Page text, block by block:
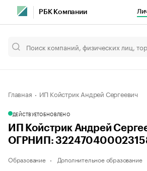
РБК Компании
Главная ИП Койстрик Андрей Сергеевич
ДЕЙСТВУЕТОБНОВЛЕНО
ИП Койстрик Андрей
ОГРНИП:
Образование Дополнительное образование